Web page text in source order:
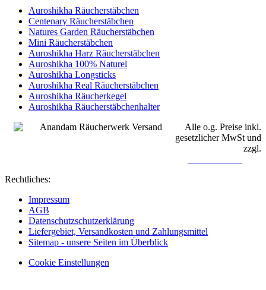
Auroshikha Räucherstäbchen
Centenary Räucherstäbchen
Natures Garden Räucherstäbchen
Mini Räucherstäbchen
Auroshikha Harz Räucherstäbchen
Auroshikha 100% Naturel
Auroshikha Longsticks
Auroshikha Real Räucherstäbchen
Auroshikha Räucherkegel
Auroshikha Räucherstäbchenhalter
Alle o.g. Preise inkl.
gesetzlicher MwSt und
zzgl.
Rechtliches:
Impressum
AGB
Datenschutzschutzerklärung
Liefergebiet, Versandkosten und Zahlungsmittel
Sitemap - unsere Seiten im Überblick
Cookie Einstellungen